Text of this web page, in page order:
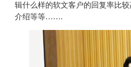
辑什么样的软文客户的回复率比
介绍等等…….